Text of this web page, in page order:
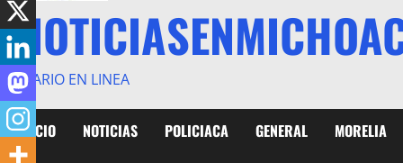
DIARIO EN LINEA
INICIO NOTICIAS POLICIACA GENERAL MORELIA